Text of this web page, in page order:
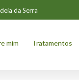
da Serra
mim Tratamentos